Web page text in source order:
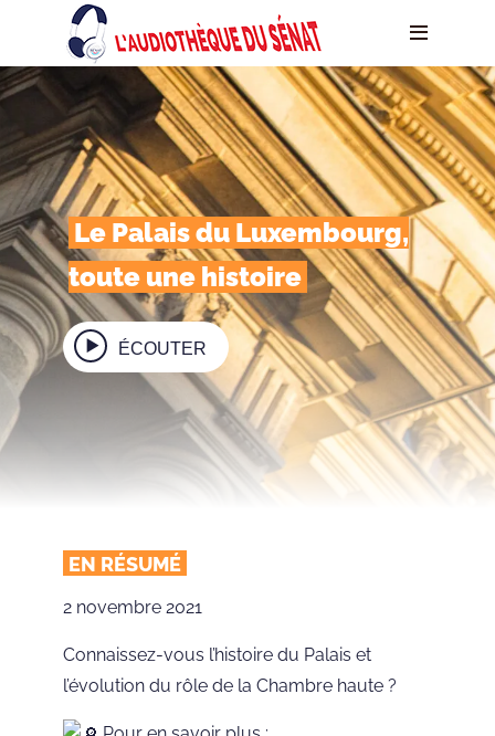
Le Palais du Luxembourg,
toute une histoire
ÉCOUTER
EN RÉSUMÉ
2 novembre 2021
Connaissez-vous l’histoire du Palais et
l’évolution du rôle de la Chambre haute ?